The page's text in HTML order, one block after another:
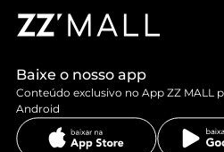
Baixe o nosso app
Conteúdo exclusivo no App ZZ MALL
Android